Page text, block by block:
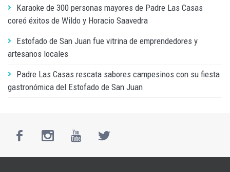
Karaoke de 300 personas mayores de Padre Las Casas
coreó éxitos de Wildo y Horacio Saavedra
Estofado de San Juan fue vitrina de emprendedores y
artesanos locales
Padre Las Casas rescata sabores campesinos con su fiesta
gastronómica del Estofado de San Juan